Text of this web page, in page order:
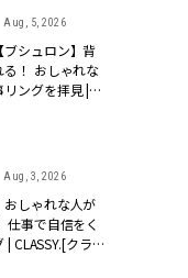
Aug, 5, 2026
ブシュロン】背
！ おしゃれな
ングを拝見 |
Aug, 3, 2026
おしゃれな人が
仕事で自信をく
CLASSY.[クラッ